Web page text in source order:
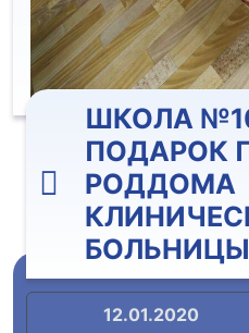
ШКОЛА
ПОДАРОК
РОДДОМА
12.01.2020